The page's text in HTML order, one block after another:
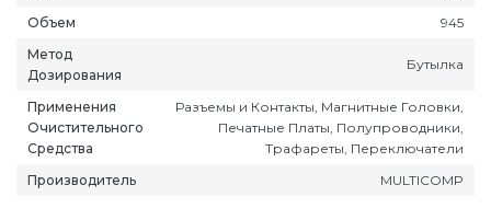
Объем
945
Метод
Дозирования
Бутылка
Применения
Очистительного
Средства
Разъемы и Контакты, Магнитные Головки,
Печатные Платы, Полупроводники,
Трафареты, Переключатели
Производитель
MULTICOMP